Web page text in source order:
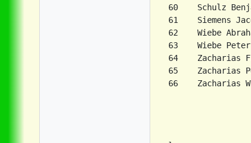
60    Schulz
61    Siemens
62    Wiebe
63    Wiebe Peter
64    Zacharias
65    Zacharias